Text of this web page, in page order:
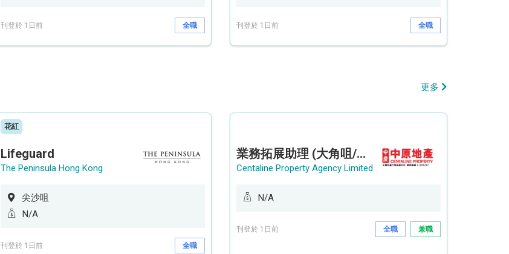
刊登於 1日前 全職 刊登於 1日前 全職
更多
花紅
Lifeguard
The Peninsula Hong Kong
尖沙咀
N/A
刊登於 1日前 全職
業務拓展助理 (大角咀/荔枝角/九龍塘)
Centaline Property Agency Limited
N/A
刊登於 1日前 全職 兼職